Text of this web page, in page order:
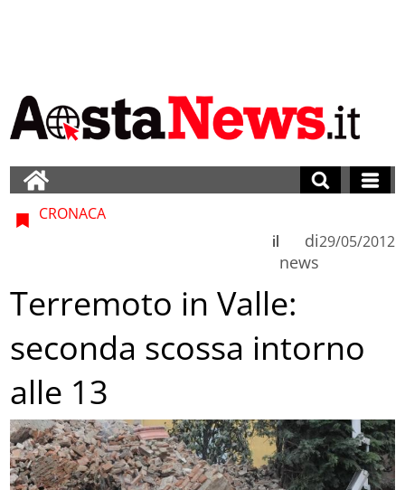
CRONACA
di
news
il 29/05/2012
Terremoto in Valle:
seconda scossa intorno
alle 13